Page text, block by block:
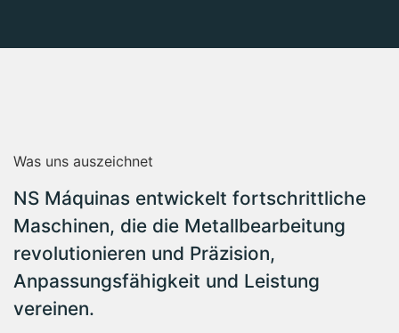
Was uns auszeichnet
NS Máquinas entwickelt fortschrittliche
Maschinen, die die Metallbearbeitung
revolutionieren und Präzision,
Anpassungsfähigkeit und Leistung
vereinen.